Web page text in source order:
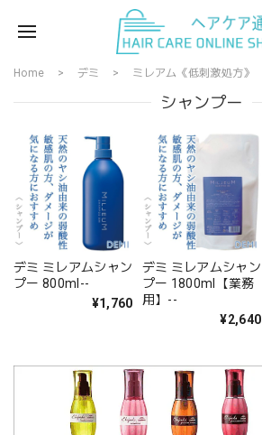
Home デミ ミレアム《低刺激処方》
シャンプー
デミ ミレアムシャン
プー 800ml--
¥1,760
デミ ミレアムシャン
プー 1800ml【業務
用】--
¥2,640